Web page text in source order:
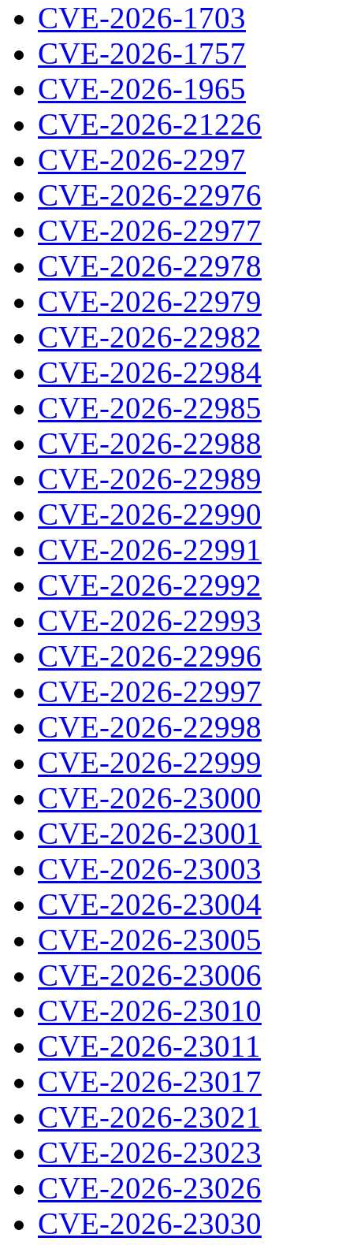
CVE-2026-1703
CVE-2026-1757
CVE-2026-1965
CVE-2026-21226
CVE-2026-2297
CVE-2026-22976
CVE-2026-22977
CVE-2026-22978
CVE-2026-22979
CVE-2026-22982
CVE-2026-22984
CVE-2026-22985
CVE-2026-22988
CVE-2026-22989
CVE-2026-22990
CVE-2026-22991
CVE-2026-22992
CVE-2026-22993
CVE-2026-22996
CVE-2026-22997
CVE-2026-22998
CVE-2026-22999
CVE-2026-23000
CVE-2026-23001
CVE-2026-23003
CVE-2026-23004
CVE-2026-23005
CVE-2026-23006
CVE-2026-23010
CVE-2026-23011
CVE-2026-23017
CVE-2026-23021
CVE-2026-23023
CVE-2026-23026
CVE-2026-23030